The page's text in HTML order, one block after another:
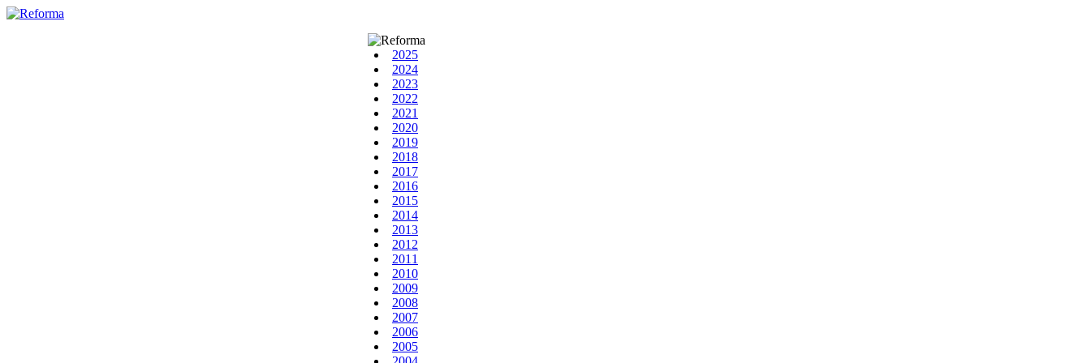
2025
2024
2023
2022
2021
2020
2019
2018
2017
2016
2015
2014
2013
2012
2011
2010
2009
2008
2007
2006
2005